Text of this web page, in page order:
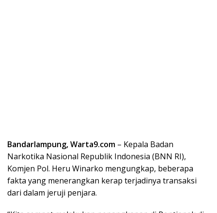
Bandarlampung, Warta9.com – Kepala Badan
Narkotika Nasional Republik Indonesia (BNN RI),
Komjen Pol. Heru Winarko mengungkap, beberapa
fakta yang menerangkan kerap terjadinya transaksi
dari dalam jeruji penjara.